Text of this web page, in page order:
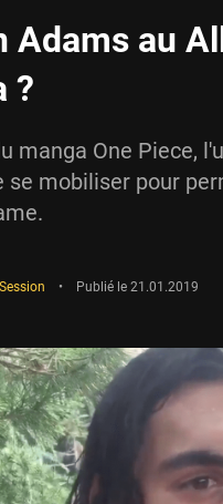
Adams au
?
manga One Piece,
se mobiliser pour
• Publié le 21.01.2019